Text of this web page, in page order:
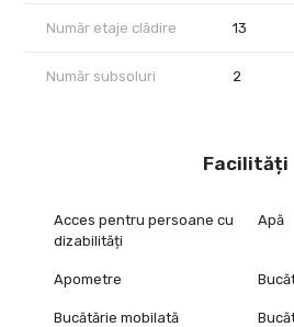
Număr etaje clădire 13
Număr subsoluri 2
Facilități
Acces pentru persoane cu
dizabilități
Apă
Apometre
Bucătărie mobilată